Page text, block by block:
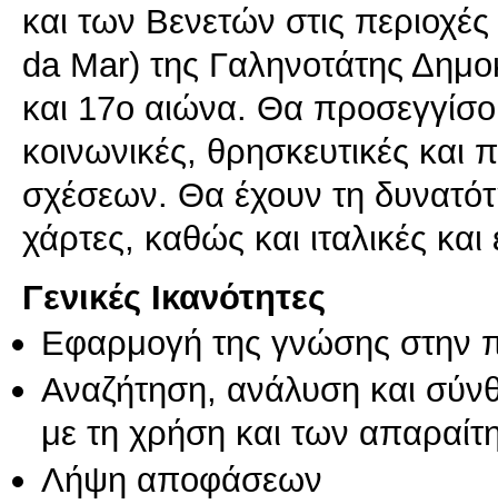
και των Βενετών στις
da Mar) της Γαληνοτάτης
και 17ο αιώνα. Θα
κοινωνικές, θρησκευτικές και
σχέσεων. Θα έχουν τη
χάρτες, καθώς και ιταλικές
Γενικές Ικανότητες
Εφαρμογή της γνώσης στην
Αναζήτηση, ανάλυση και
με τη χρήση και των
Λήψη αποφάσεων